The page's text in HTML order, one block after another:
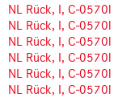
NL Rück, I, C-0570l
NL Rück, I, C-0570l
NL Rück, I, C-0570l
NL Rück, I, C-0570l
NL Rück, I, C-0570l
NL Rück, I, C-0570l